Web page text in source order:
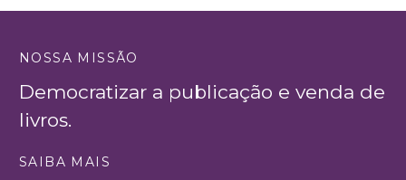
NOSSA MISSÃO
Democratizar a publicação e venda de
livros.
SAIBA MAIS